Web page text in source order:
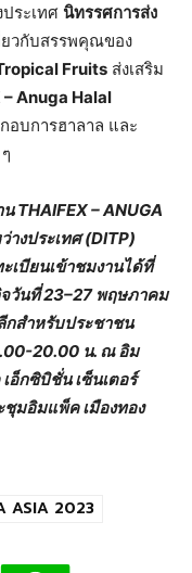
ระเทศ นิทรรศการส่ง
ยวกับสรรพคุณของ
Fruits ส่งเสริม
– Anuga Halal
อบการฮาลาล และ
นTHAIFEX – ANUGA
างประเทศ (DITP)
เบียนเข้าชมงานได้ที่
จวันที่ 23–27 พฤษภาคม
กสำหรับประชาชน
20.00 น. ณ อิม
อ็กซิบิชั่น เซ็นเตอร์
มอิมแพ็ค เมืองทอง
ASIA 2023